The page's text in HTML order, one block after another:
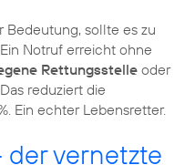
Bedeutung, sollte es zu
Notruf erreicht ohne
Rettungsstelle oder
reduziert die
Ein echter Lebensretter.
vernetzte